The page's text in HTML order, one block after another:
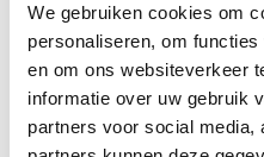
We gebruiken cookies om
personaliseren, om
en om ons websiteverkeer
informatie over uw gebruik
partners voor social media,
Geef aan tot welk
KIES EEN DOMEIN